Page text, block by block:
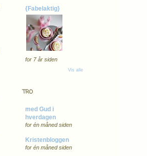
{Fabelaktig}
for 7 år siden
Vis alle
TRO
med Gud i
hverdagen
for én måned siden
Kristenbloggen
for én måned siden